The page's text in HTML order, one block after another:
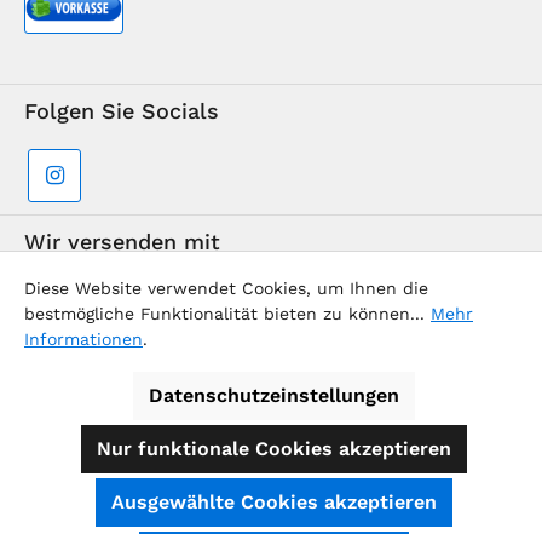
Folgen Sie Socials
Wir versenden mit
Alle Preise inkl. gesetzl. Mehrwertsteuer zzgl.
Versandkostenund ggf. Nachnahmegebühren, wenn nicht
Diese Website verwendet Cookies, um Ihnen die
bestmögliche Funktionalität bieten zu können... Mehr
Informationen.
Datenschutzeinstellungen
Nur funktionale Cookies akzeptieren
Ausgewählte Cookies akzeptieren